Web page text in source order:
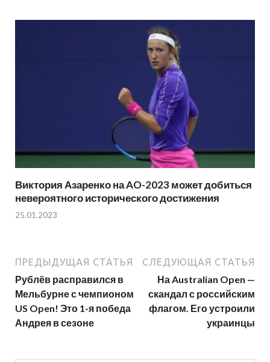
Виктория Азаренко на AO-2023 может добиться
невероятного исторического достижения
25.01.2023
ПРЕДЫДУЩАЯ СТАТЬЯ
Рублёв расправился в
Мельбурне с чемпионом
US Open! Это 1-я победа
Андрея в сезоне
СЛЕДУЮЩАЯ СТАТЬЯ
На Australian Open —
скандал с российским
флагом. Его устроили
украинцы